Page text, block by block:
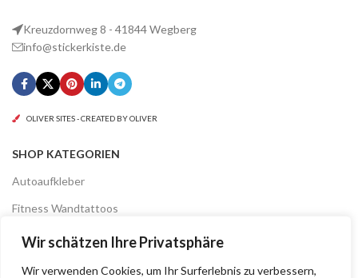
Wir schätzen Ihre Privatsphäre
Wir verwenden Cookies, um Ihr Surferlebnis zu verbessern,
Kreuzdornweg 8 - 41844 Wegberg
info@stickerkiste.de
OLIVER SITES - CREATED BY OLIVER
SHOP KATEGORIEN
Autoaufkleber
Fitness Wandtattoos
Gaming Wandtattoos